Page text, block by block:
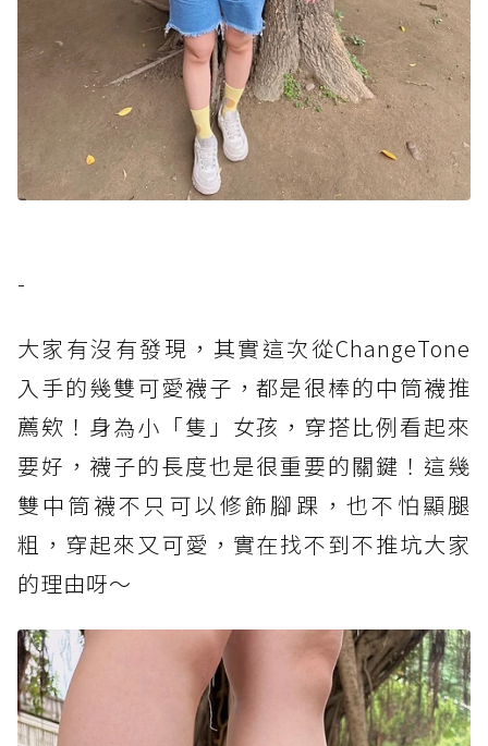
-
大家有沒有發現，其實這次從ChangeTone
入手的幾雙可愛襪子，都是很棒的中筒襪推
薦欸！身為小「隻」女孩，穿搭比例看起來
要好，襪子的長度也是很重要的關鍵！這幾
雙中筒襪不只可以修飾腳踝，也不怕顯腿
粗，穿起來又可愛，實在找不到不推坑大家
的理由呀～